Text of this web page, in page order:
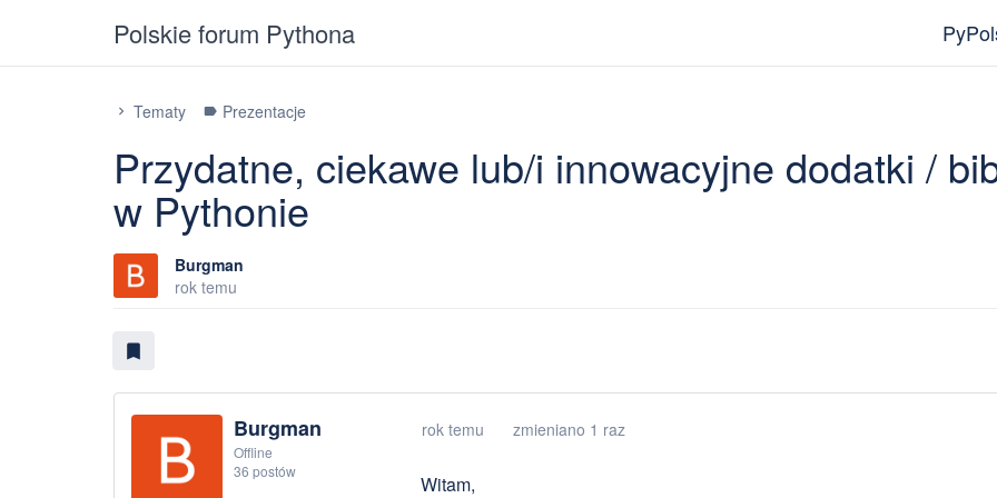
Polskie forum Pythona
chevron_right Tematy label Prezentacje
Przydatne, ciekawe lub/i innowacyjne dodatki /
w Pythonie
Burgman
rok temu
bookmark
Burgman
Offline
36 postów
rok temu zmieniano 1 raz
Witam,